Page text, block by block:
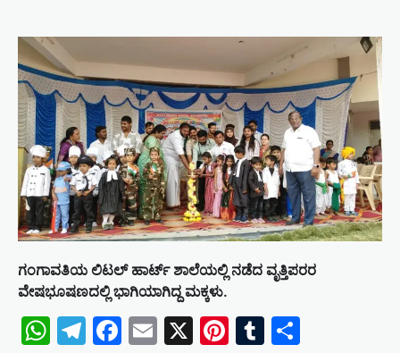
ಗಂಗಾವತಿಯ ಲಿಟಲ್ ಹಾರ್ಟ್ ಶಾಲೆಯಲ್ಲಿ ನಡೆದ ವೃತ್ತಿಪರರ
ವೇಷಭೂಷಣದಲ್ಲಿ ಭಾಗಿಯಾಗಿದ್ದ ಮಕ್ಕಳು.
WhatsApp
Telegram
Facebook
Email
X Pinterest
Tumblr